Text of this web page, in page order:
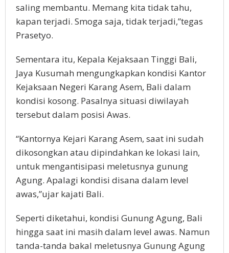
saling membantu. Memang kita tidak tahu,
kapan terjadi. Smoga saja, tidak terjadi,”tegas
Prasetyo.
Sementara itu, Kepala Kejaksaan Tinggi Bali,
Jaya Kusumah mengungkapkan kondisi Kantor
Kejaksaan Negeri Karang Asem, Bali dalam
kondisi kosong. Pasalnya situasi diwilayah
tersebut dalam posisi Awas.
“Kantornya Kejari Karang Asem, saat ini sudah
dikosongkan atau dipindahkan ke lokasi lain,
untuk mengantisipasi meletusnya gunung
Agung. Apalagi kondisi disana dalam level
awas,”ujar kajati Bali.
Seperti diketahui, kondisi Gunung Agung, Bali
hingga saat ini masih dalam level awas. Namun
tanda-tanda bakal meletusnya Gunung Agung